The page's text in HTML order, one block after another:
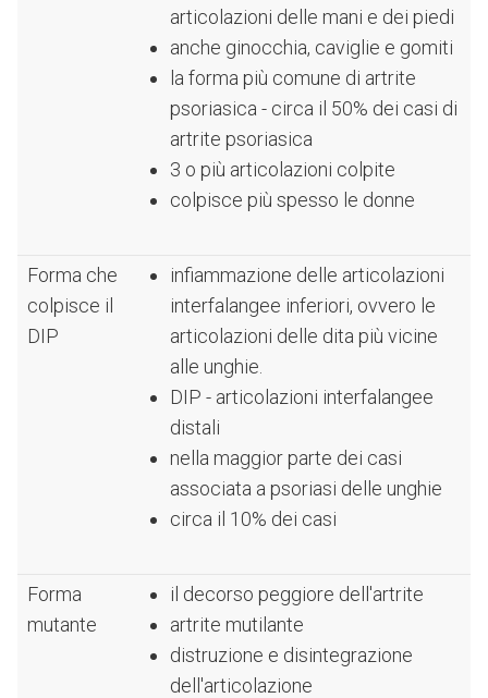
articolazioni delle mani e dei piedi
anche ginocchia, caviglie e gomiti
la forma più comune di artrite
psoriasica - circa il 50% dei casi di
artrite psoriasica
3 o più articolazioni colpite
colpisce più spesso le donne
Forma che
colpisce il
DIP
infiammazione delle articolazioni
interfalangee inferiori, ovvero le
articolazioni delle dita più vicine
alle unghie.
DIP - articolazioni interfalangee
distali
nella maggior parte dei casi
associata a psoriasi delle unghie
circa il 10% dei casi
Forma
mutante
il decorso peggiore dell'artrite
artrite mutilante
distruzione e disintegrazione
dell'articolazione